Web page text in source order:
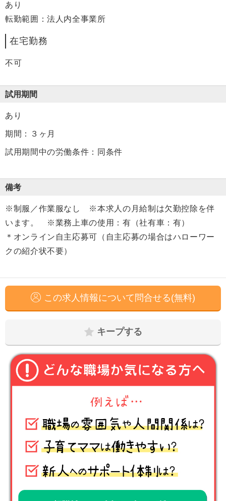
あり
転勤範囲：法人内全事業所
在宅勤務
不可
試用期間
あり
期間：３ヶ月
試用期間中の労働条件：同条件
備考
※制服／作業服なし ※本求人の月給制は欠勤控除を伴
います。 ※業務上車の使用：有（社有車：有）
＊オンライン自主応募可（自主応募の場合はハローワー
クの紹介状不要）
この求人情報について問合せる(無料)
キープする